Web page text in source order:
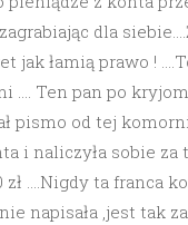
dla
jak łamią prawo !
…. Ten pan po
pismo od tej
i naliczyła sobie za
zł ….Nigdy ta franca
napisała ,jest tak